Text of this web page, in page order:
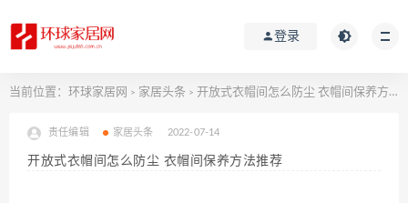
登录
当前位置： 环球家居网 > 家居头条 > 开放式衣帽间怎么防尘 衣帽间保养方法推荐
责任编辑 家居头条 2022-07-14
开放式衣帽间怎么防尘 衣帽间保养方法推荐